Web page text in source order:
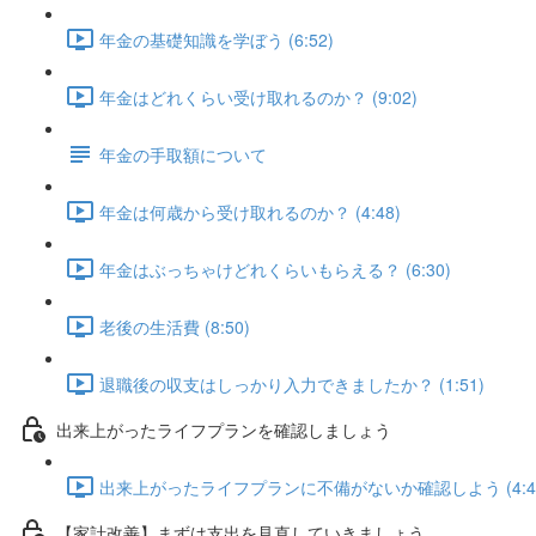
年金の基礎知識を学ぼう (6:52)
年金はどれくらい受け取れるのか？ (9:02)
年金の手取額について
年金は何歳から受け取れるのか？ (4:48)
年金はぶっちゃけどれくらいもらえる？ (6:30)
老後の生活費 (8:50)
退職後の収支はしっかり入力できましたか？ (1:51)
出来上がったライフプランを確認しましょう
出来上がったライフプランに不備がないか確認しよう